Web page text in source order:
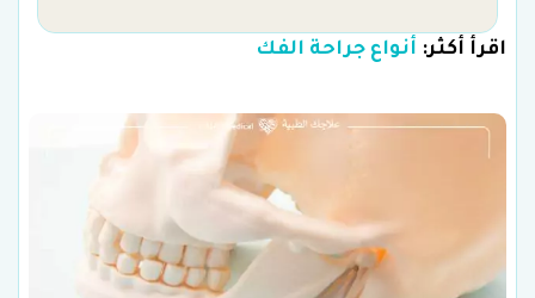
اقرأ أكثر: أنواع جراحة الفك